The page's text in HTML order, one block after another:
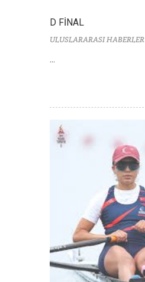
D FİNAL
ULUSLARARASI HABERLER
...